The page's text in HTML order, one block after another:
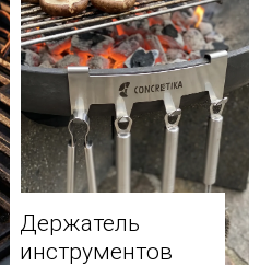
Держатель
инструментов